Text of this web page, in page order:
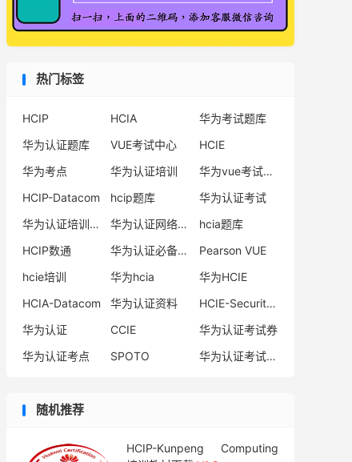
热门标签
HCIP HCIA
华为考试题库
华为认证题库
VUE考试中心
HCIE
华为考点
华为认证培训
华为vue考试中心
HCIP-Datacom
hcip题库
华为认证考试
华为认证培训机构
华为认证网络工程师
hcia题库
HCIP数通
华为认证必备电子书系列
Pearson VUE
hcie培训
华为hcia
华为HCIE
HCIA-Datacom
华为认证资料
HCIE-Security备考指南
华为认证
CCIE
华为认证考试券
华为认证考点
SPOTO 华为认证考试费用
随机推荐
HCIP-Kunpeng Computing